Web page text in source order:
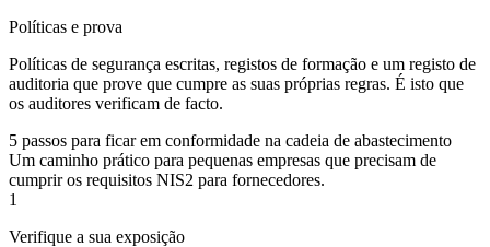
Políticas e prova
Políticas de segurança escritas, registos de formação e um registo de
auditoria que prove que cumpre as suas próprias regras. É isto que
os auditores verificam de facto.
5 passos para ficar em conformidade na cadeia de abastecimento
Um caminho prático para pequenas empresas que precisam de
cumprir os requisitos NIS2 para fornecedores.
1
Verifique a sua exposição